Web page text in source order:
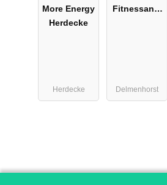
More Energy
Herdecke
Herdecke
Fitnessanla
Delmenhorst